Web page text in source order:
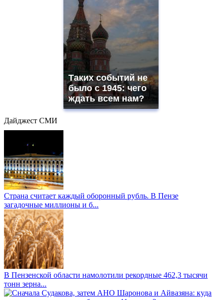
Таких событий не
было с 1945: чего
ждать всем нам?
Дайджест СМИ
Страна считает каждый оборонный рубль. В Пензе
загадочные миллионы и б...
В Пензенской области намолотили рекордные 462,3 тысячи
тонн зерна...